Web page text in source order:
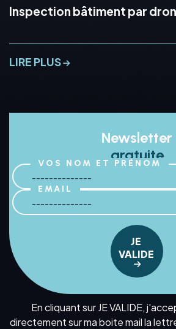
Inspection bâtiment par
LIRE PLUS
Newsletter
gratuite
VOS NOM ET PRÉNOM
EMAIL
JE
VALIDE
En cliquant sur JE VALIDE,
directement sur ma boite mail la